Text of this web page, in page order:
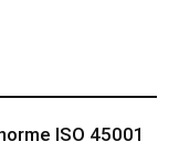
ISO 45001